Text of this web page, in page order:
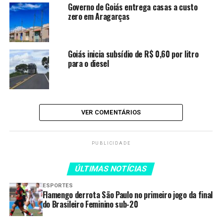
“Giselle”
Fica 2026 inicia processo seletivo
Governo de Goiás entrega casas a
por litro para o diesel
Daniel Vilela assume o Governo de Goiás
Programação
14h: Solenidade de posse
Onde: Palácio Maguito Vilela, Assembleia Legislativa de
Goiás, Park Lozandes, Goiânia (GO)
Governo de Goiás entrega casas a custo
zero em Aragarças
Goiás inicia subsídio de R$ 0,60 por litro
para o diesel
VER COMENTÁRIOS
PUBLICIDADE
ÚLTIMAS NOTÍCIAS
ESPORTES
Flamengo derrota São Paulo no primeiro jogo da final
do Brasileiro Feminino sub-20